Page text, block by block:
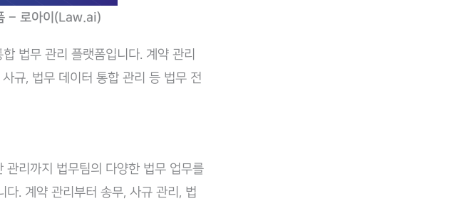
– 로아이(Law.ai)
법무 관리 플랫폼입니다. 계약 관리
규, 법무 데이터 통합 관리 등 법무 전
리까지 법무팀의 다양한 법무 업무를
. 계약 관리부터 송무, 사규 관리, 법